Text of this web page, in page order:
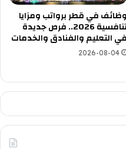
وظائف في قطر برواتب ومزايا
تنافسية 2026.. فرص جديدة
في التعليم والفنادق والخدمات
2026-08-04